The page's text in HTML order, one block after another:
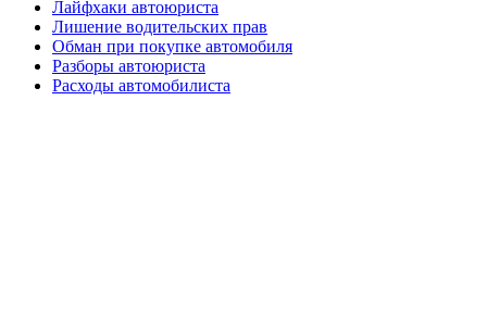
Лайфхаки автоюриста
Лишение водительских прав
Обман при покупке автомобиля
Разборы автоюриста
Расходы автомобилиста